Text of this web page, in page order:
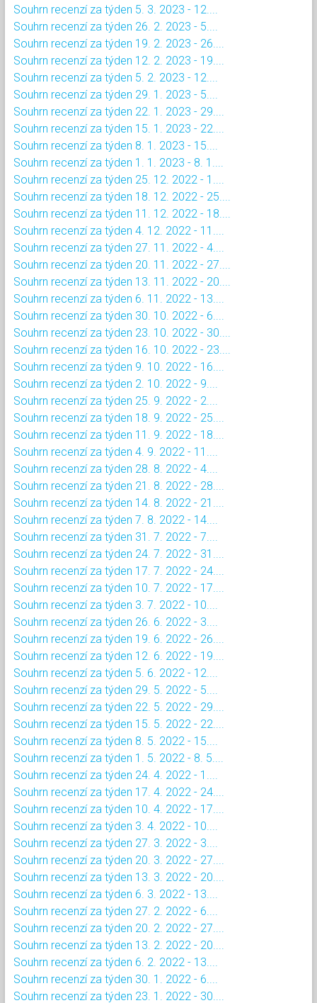
Souhrn recenzí za týden 5. 3. 2023 - 12....
Souhrn recenzí za týden 26. 2. 2023 - 5....
Souhrn recenzí za týden 19. 2. 2023 - 26....
Souhrn recenzí za týden 12. 2. 2023 - 19....
Souhrn recenzí za týden 5. 2. 2023 - 12....
Souhrn recenzí za týden 29. 1. 2023 - 5....
Souhrn recenzí za týden 22. 1. 2023 - 29....
Souhrn recenzí za týden 15. 1. 2023 - 22....
Souhrn recenzí za týden 8. 1. 2023 - 15....
Souhrn recenzí za týden 1. 1. 2023 - 8. 1....
Souhrn recenzí za týden 25. 12. 2022 - 1....
Souhrn recenzí za týden 18. 12. 2022 - 25....
Souhrn recenzí za týden 11. 12. 2022 - 18....
Souhrn recenzí za týden 4. 12. 2022 - 11....
Souhrn recenzí za týden 27. 11. 2022 - 4....
Souhrn recenzí za týden 20. 11. 2022 - 27....
Souhrn recenzí za týden 13. 11. 2022 - 20....
Souhrn recenzí za týden 6. 11. 2022 - 13....
Souhrn recenzí za týden 30. 10. 2022 - 6....
Souhrn recenzí za týden 23. 10. 2022 - 30....
Souhrn recenzí za týden 16. 10. 2022 - 23....
Souhrn recenzí za týden 9. 10. 2022 - 16....
Souhrn recenzí za týden 2. 10. 2022 - 9....
Souhrn recenzí za týden 25. 9. 2022 - 2....
Souhrn recenzí za týden 18. 9. 2022 - 25....
Souhrn recenzí za týden 11. 9. 2022 - 18....
Souhrn recenzí za týden 4. 9. 2022 - 11....
Souhrn recenzí za týden 28. 8. 2022 - 4....
Souhrn recenzí za týden 21. 8. 2022 - 28....
Souhrn recenzí za týden 14. 8. 2022 - 21....
Souhrn recenzí za týden 7. 8. 2022 - 14....
Souhrn recenzí za týden 31. 7. 2022 - 7....
Souhrn recenzí za týden 24. 7. 2022 - 31....
Souhrn recenzí za týden 17. 7. 2022 - 24....
Souhrn recenzí za týden 10. 7. 2022 - 17....
Souhrn recenzí za týden 3. 7. 2022 - 10....
Souhrn recenzí za týden 26. 6. 2022 - 3....
Souhrn recenzí za týden 19. 6. 2022 - 26....
Souhrn recenzí za týden 12. 6. 2022 - 19....
Souhrn recenzí za týden 5. 6. 2022 - 12....
Souhrn recenzí za týden 29. 5. 2022 - 5....
Souhrn recenzí za týden 22. 5. 2022 - 29....
Souhrn recenzí za týden 15. 5. 2022 - 22....
Souhrn recenzí za týden 8. 5. 2022 - 15....
Souhrn recenzí za týden 1. 5. 2022 - 8. 5....
Souhrn recenzí za týden 24. 4. 2022 - 1....
Souhrn recenzí za týden 17. 4. 2022 - 24....
Souhrn recenzí za týden 10. 4. 2022 - 17....
Souhrn recenzí za týden 3. 4. 2022 - 10....
Souhrn recenzí za týden 27. 3. 2022 - 3....
Souhrn recenzí za týden 20. 3. 2022 - 27....
Souhrn recenzí za týden 13. 3. 2022 - 20....
Souhrn recenzí za týden 6. 3. 2022 - 13....
Souhrn recenzí za týden 27. 2. 2022 - 6....
Souhrn recenzí za týden 20. 2. 2022 - 27....
Souhrn recenzí za týden 13. 2. 2022 - 20....
Souhrn recenzí za týden 6. 2. 2022 - 13....
Souhrn recenzí za týden 30. 1. 2022 - 6....
Souhrn recenzí za týden 23. 1. 2022 - 30....